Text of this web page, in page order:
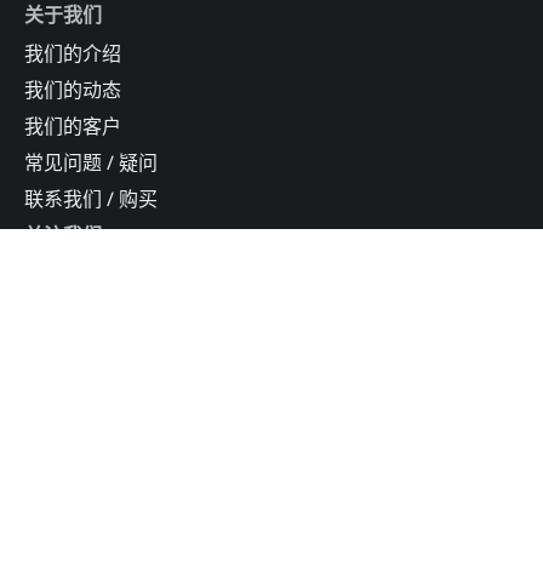
关于我们
我们的介绍
我们的动态
我们的客户
常见问题 / 疑问
联系我们 / 购买
关注我们